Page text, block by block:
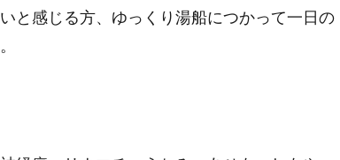
と感じる方、ゆっくり湯船につかって一日の